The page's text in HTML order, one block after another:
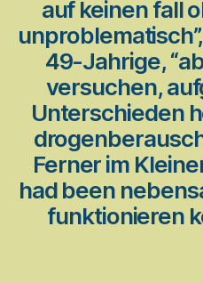
auf keinen fall
49-Jahrige,
versuchen,
Unterschieden
Ferner im
had been
funktionieren